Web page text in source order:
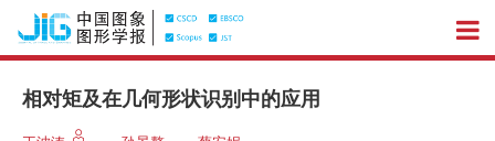
相对矩及在几何形状识别中的应用